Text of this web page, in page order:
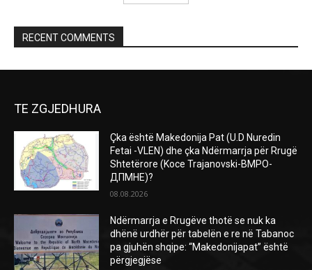
RECENT COMMENTS
TE ZGJEDHURA
Çka është Makedonija Pat (U.D Nuredin
Fetai -VLEN) dhe çka Ndërmarrja për Rrugë
Shtetërore (Koce Trajanovski-ВМРО-
ДПМНЕ)?
08.08.2026
Ndërmarrja e Rrugëve thotë se nuk ka
dhënë urdhër për tabelën e re në Tabanoc
pa gjuhën shqipe: “Makedonijapat” është
përgjegjëse